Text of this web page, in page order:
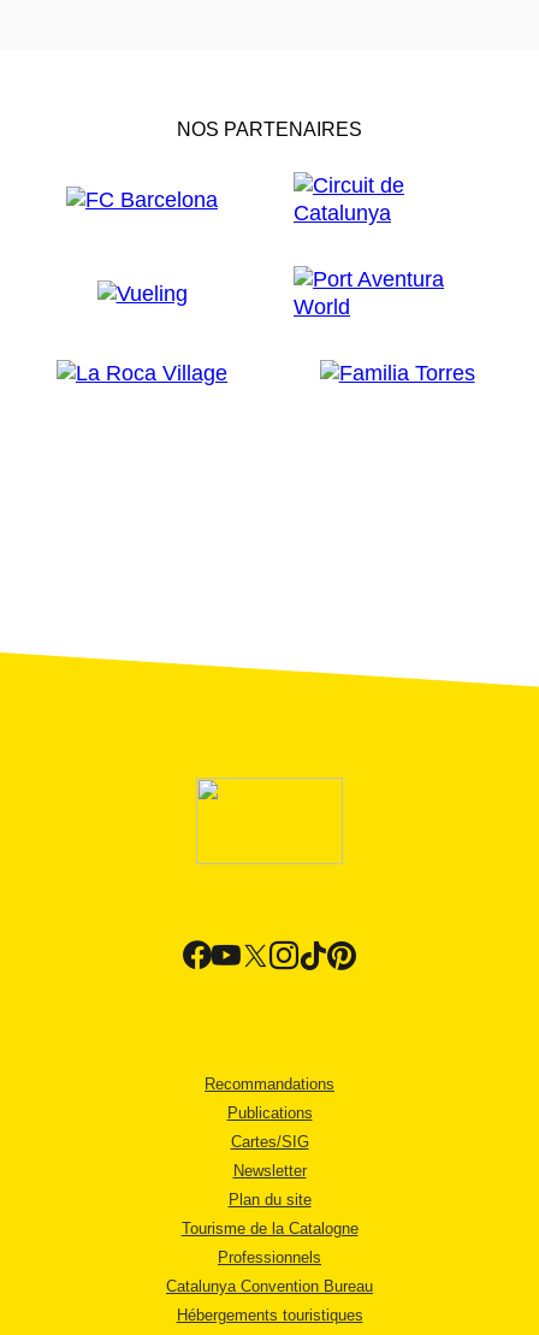
NOS PARTENAIRES
Recommandations
Publications
Cartes/SIG
Newsletter
Plan du site
Tourisme de la Catalogne
Professionnels
Catalunya Convention Bureau
Hébergements touristiques